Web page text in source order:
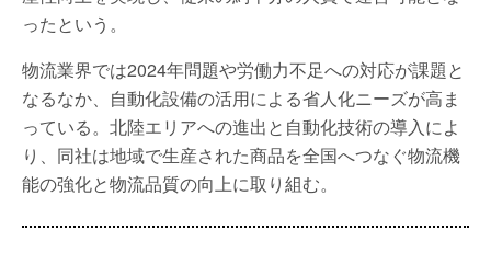
ったという。
物流業界では2024年問題や労働力不足への対応が課題と
なるなか、自動化設備の活用による省人化ニーズが高ま
っている。北陸エリアへの進出と自動化技術の導入によ
り、同社は地域で生産された商品を全国へつなぐ物流機
能の強化と物流品質の向上に取り組む。